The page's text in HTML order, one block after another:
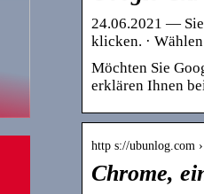
24.06.2021 —
klicken. ·
Möchten Sie
erklären Ihnen
http s://ubunlog.com
Chrome,